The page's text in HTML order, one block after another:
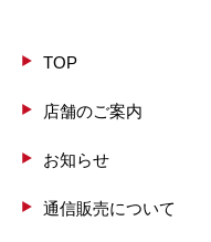
TOP
店舗のご案内
お知らせ
通信販売について